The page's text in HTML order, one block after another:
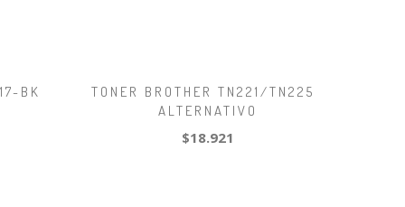
BK
TONER BROTHER TN221/TN225C
ALTERNATIVO
$18.921